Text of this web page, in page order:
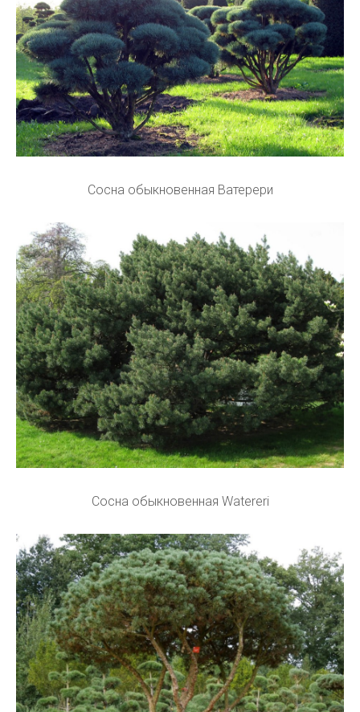
Сосна обыкновенная Ватерери
Сосна обыкновенная Watereri